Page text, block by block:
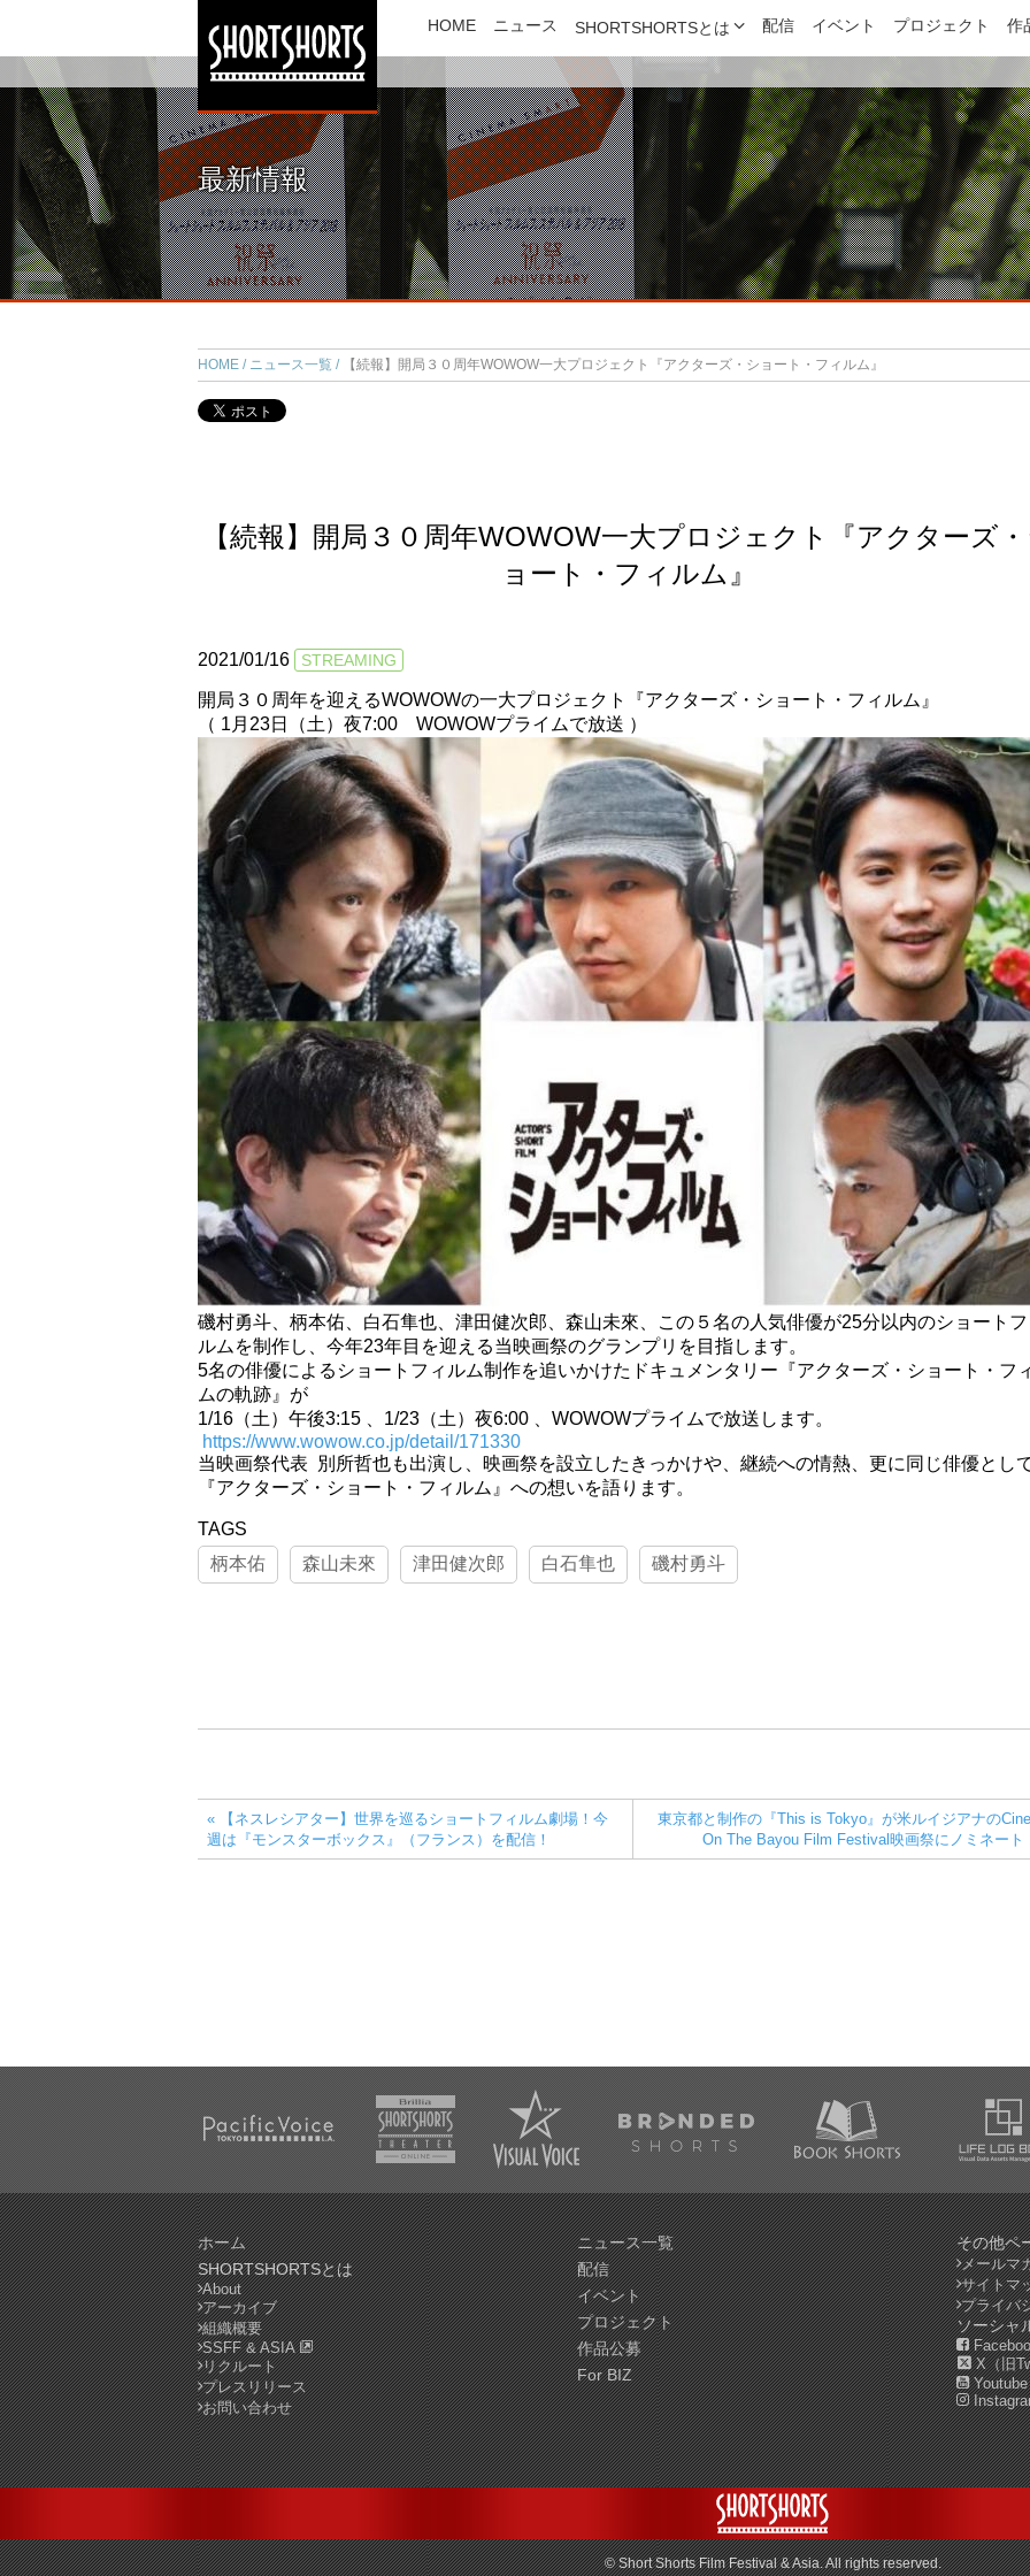
HOME ニュース SHORTSHORTSとは 配信 イベント プロジェクト 作
最新情報
HOME ニュース一覧 【続報】開局３０周年WOWOW一大プロジェクト『アクターズ・ショート・フィルム』
【続報】開局３０周年WOWOW一大プロジェクト『アクターズ
ョート・フィルム』
2021/01/16 STREAMING
開局３０周年を迎えるWOWOWの一大プロジェクト『アクターズ・ショート・フィルム』
（ 1月23日（土）夜7:00 WOWOWプライムで放送 ）
磯村勇斗、柄本佑、白石隼也、津田健次郎、森山未來、
この５名の人気俳優が25分以内のショートフ
ルムを制作し、今年23年目を迎える当映画祭のグランプリを目指します。
5名の俳優によるショートフィルム制作を追いかけたドキュメンタ リー『アクターズ・ショート・フ
ムの軌跡』が
1/16（土）午後3:15 、1/23（土）夜6:00 、 WOWOWプライムで放送します。
https://www.wowow.co.jp/detail/171330
当映画祭代表 別所哲也も出演し、映画祭を設立したきっかけや、継続への情熱、 更に同じ俳優とし
『アクターズ・ショート・フィルム』への想いを語ります。
柄本佑 森山未來 津田健次郎 白石隼也 磯村勇斗
« 【ネスレシアター】世界を巡るショートフィルム劇場！今
週は『モンスターボックス』（フランス）を配信！
東京都と制作の『This is Tokyo』が米ルイジアナの
On The Bayou Film Festival映画祭にノミネート
ホーム
SHORTSHORTSとは
About
アーカイブ
組織概要
SSFF & ASIA
リクルート
プレスリリース
お問い合わせ
ニュース一覧
配信
イベント
プロジェクト
作品公募
For BIZ
その他ペ
メールマ
サイトマ
プライバ
ソーシャ
X（旧
Youtube
© Short Shorts Film Festival & Asia. All rights reserved.